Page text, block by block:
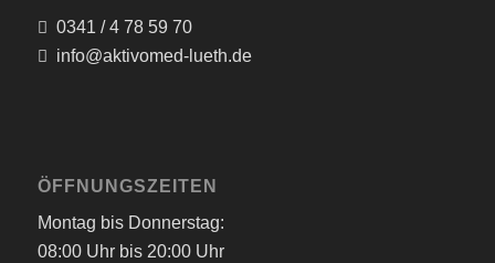
0341 / 4 78 59 70
info@aktivomed-lueth.de
ÖFFNUNGSZEITEN
Montag bis Donnerstag:
08:00 Uhr bis 20:00 Uhr